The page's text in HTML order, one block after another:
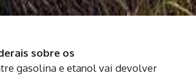
sobre os
gasolina e etanol vai devolver